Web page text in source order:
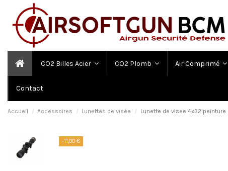
CO2 Billes Acier CO2 Plomb Air Comprimé
Contact
Accueil Accessoires Lunettes de visée Lunette de visee 4x32
-11,00 €